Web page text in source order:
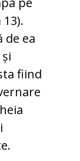
ea
fiind